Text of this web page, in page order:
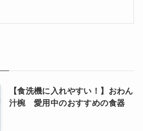
【食洗機に入れやすい！】おわん
汁椀 愛用中のおすすめの食器